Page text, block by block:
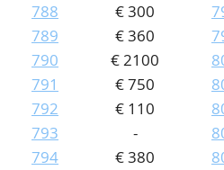
788
€ 300
789
€ 360
790
€ 2100
791
€ 750
792
€ 110
793
-
794
€ 380